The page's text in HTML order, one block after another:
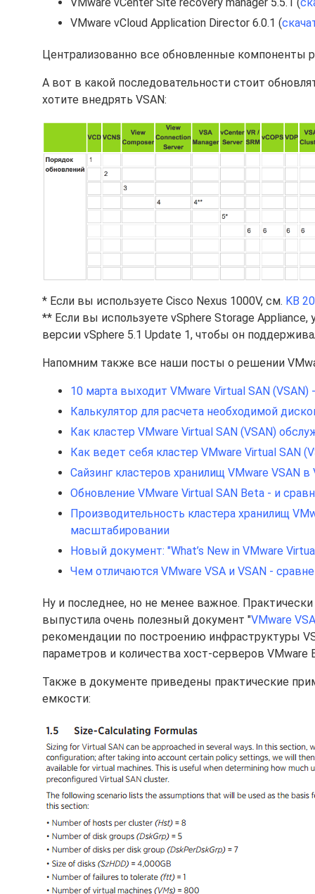
VMware vCloud Application Director 6.0.1 (
Централизованно все обновленные компоненты
А вот в какой последовательности стоит
хотите внедрять VSAN:
* Если вы используете Cisco Nexus 1000V, см. KB
** Если вы используете vSphere Storage
версии vSphere 5.1 Update 1, чтобы он
Напомним также все наши посты о решении
10 марта выходит VMware Virtual SAN
Калькулятор для расчета необходимой
Как кластер VMware Virtual SAN (VSAN)
Как ведет себя кластер VMware Virtual SAN
Сайзинг кластеров хранилищ VMware VSAN
Обновление VMware Virtual SAN Beta - и
Производительность кластера хранилищ
масштабировании
Новый документ: "What’s New in VMware
Чем отличаются VMware VSA и VSAN -
Ну и последнее, но не менее важное.
выпустила очень полезный документ "VMware
рекомендации по построению инфраструктуры
параметров и количества хост-серверов VMware
Также в документе приведены практические
емкости: